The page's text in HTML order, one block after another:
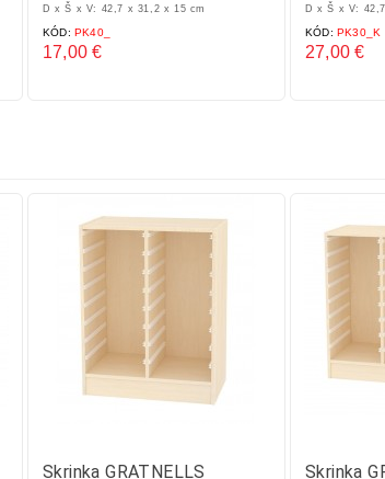
D x Š x V: 42,7 x 31,2 x 15 cm
KÓD: PK40_
17,00 €
D x Š x V:
KÓD: PK30_K
27,00 €
Skrinka GRATNELLS Skrinka